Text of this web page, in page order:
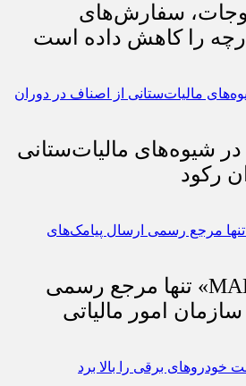
سفارش‌های
را کاهش داده است
شیوه‌های مالیات‌ستانی
رکود
سرشماره «MALIAT» تنها مرجع رسمی
امور مالیاتی